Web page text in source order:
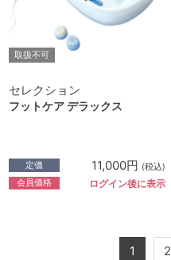
取扱不可
セレクション
フットケア デラックス
定価 11,000円 (税込)
会員価格 ログイン後に表示
1 2